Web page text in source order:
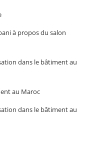
à propos du salon
dans le bâtiment au
au Maroc
dans le bâtiment au